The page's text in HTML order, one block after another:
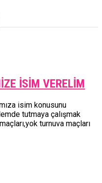
İSİM VERELİM
isim konusunu
tutmaya çalışmak
turnuva maçları